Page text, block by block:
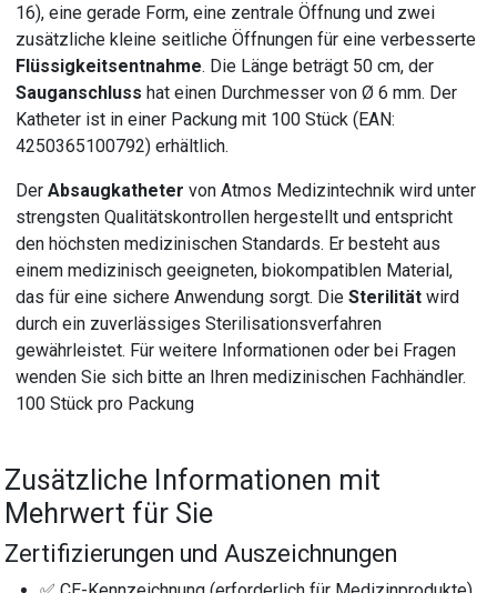
16), eine gerade Form, eine zentrale Öffnung und zwei
zusätzliche kleine seitliche Öffnungen für eine verbesserte
Flüssigkeitsentnahme. Die Länge beträgt 50 cm, der
Sauganschluss hat einen Durchmesser von Ø 6 mm. Der
Katheter ist in einer Packung mit 100 Stück (EAN:
4250365100792) erhältlich.
DerAbsaugkatheter von Atmos Medizintechnik wird unter
strengsten Qualitätskontrollen hergestellt und entspricht
den höchsten medizinischen Standards. Er besteht aus
einem medizinisch geeigneten, biokompatiblen Material,
das für eine sichere Anwendung sorgt. DieSterilität wird
durch ein zuverlässiges Sterilisationsverfahren
gewährleistet. Für weitere Informationen oder bei Fragen
wenden Sie sich bitte an Ihren medizinischen Fachhändler.
100 Stück pro Packung
Zusätzliche Informationen mit
Mehrwert für Sie
Zertifizierungen und Auszeichnungen